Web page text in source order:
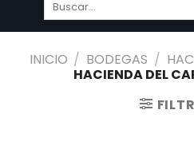
INICIO / BODEGAS /
HACIENDA DEL